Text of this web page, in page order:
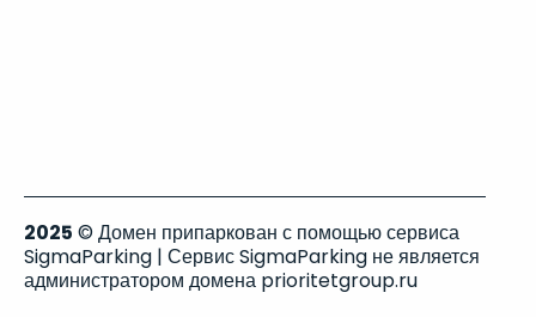
2025 © Домен припаркован с помощью сервиса
SigmaParking | Сервис SigmaParking не является
администратором домена prioritetgroup.ru